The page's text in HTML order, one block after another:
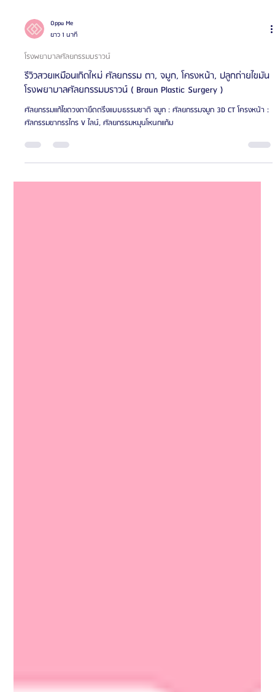
Oppa Me
ยาว 1 นาที
โรงพยาบาลศัลยกรรมบราวน์
รีวิวสวยเหมือนเกิดใหม่ ศัลยกรรม ตา, จมูก, โครงหน้า, ปลูกถ่ายไขมัน
ศัลยกรรมแก้ไขดวงตายึดตรึงแบบธรรมชาติ จมูก : ศัลยกรรมจมูก 3D CT โครงหน้า :